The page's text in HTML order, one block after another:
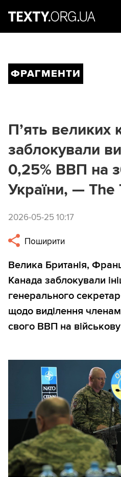
ФРАГМЕНТИ
П’ять великих
заблокували
0,25% ВВП на
України, — The
2026-05-25 10:17
Поширити
Велика Британія,
Канада заблокували
генерального
щодо виділення
свого ВВП на